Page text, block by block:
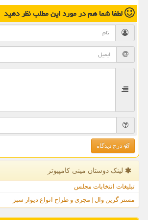
لطفا شما همدر مورد این مطلبنظر دهید
درج دیدگاه
لینک دوستان مینی كامپیوتر
تبلیغات انتخابات مجلس
مستر گرین وال | مجری و طراح انواع دیوار سبز